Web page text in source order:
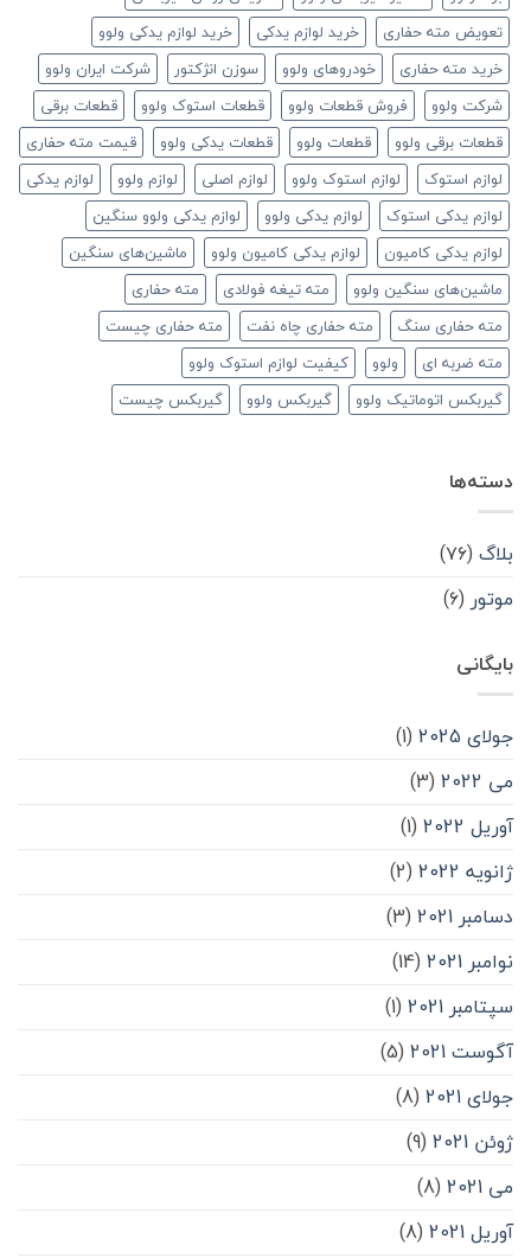
تعویض مته حفاری
خرید لوازم یدکی
خرید لوازم یدکی ولوو
خرید مته حفاری
خودروهای ولوو سوزن انژکتور
شرکت ایران ولوو
شرکت ولوو
فروش قطعات ولوو قطعات استوک ولوو
قطعات برقی
قطعات برقی ولوو
قطعات ولوو قطعات یدکی ولوو
قیمت مته حفاری
لوازم استوک
لوازم استوک ولوو لوازم اصلی لوازم ولوو
لوازم یدکی
لوازم یدکی استوک
لوازم یدکی ولوو
لوازم یدکی ولوو سنگین
لوازم یدکی کامیون
لوازم یدکی کامیون ولوو
ماشین‌های سنگین
ماشین‌های سنگین ولوو
مته تیغه فولادی
مته حفاری
مته حفاری سنگ
مته حفاری چاه نفت
مته حفاری چیست
مته ضربه ای
ولوو
کیفیت لوازم استوک ولوو
گیربکس اتوماتیک ولوو
گیربکس ولوو گیربکس چیست
دسته‌ها
بلاگ (۷۶)
موتور (۶)
بایگانی
جولای 2025
(1)
می 2022
(3)
آوریل 2022
(1)
ژانویه 2022
(2)
دسامبر 2021
(3)
نوامبر 2021
(14)
سپتامبر 2021
(1)
آگوست 2021
(5)
جولای 2021
(8)
ژوئن 2021
(9)
می 2021
(8)
آوریل 2021
(8)